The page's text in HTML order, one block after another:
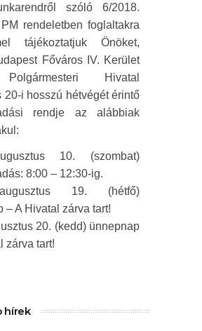
szóló 6/2018.
rendeletben foglaltakra
tájékoztatjuk Önöket,
Főváros IV. Kerület
Hivatal
20-i hosszú hétvégét érintő
rendje az alábbiak
10. (szombat)
8:00 – 12:30-ig.
19. (hétfő)
– A Hivatal zárva tart!
20. (kedd) ünnepnap
zárva tart!
hírek